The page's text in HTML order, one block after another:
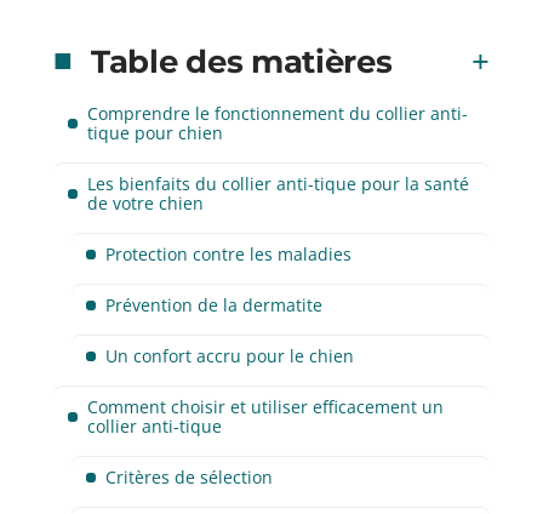
Table des matières
Comprendre le fonctionnement du collier anti-
tique pour chien
Les bienfaits du collier anti-tique pour la santé
de votre chien
Protection contre les maladies
Prévention de la dermatite
Un confort accru pour le chien
Comment choisir et utiliser efficacement un
collier anti-tique
Critères de sélection